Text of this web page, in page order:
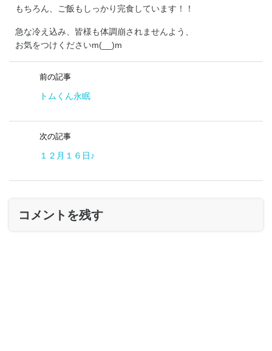
もちろん、ご飯もしっかり完食しています！！
急な冷え込み、皆様も体調崩されませんよう、
お気をつけくださいm(__)m
前の記事
トムくん永眠
次の記事
１２月１６日♪
コメントを残す